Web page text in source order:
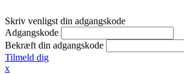
Skriv venligst din adgangskode
Adgangskode
Bekræft din adgangskode
Tilmeld dig
x